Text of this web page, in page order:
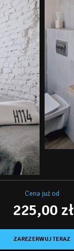
Cena już od
225,00 zł
ZAREZERWUJ TERAZ